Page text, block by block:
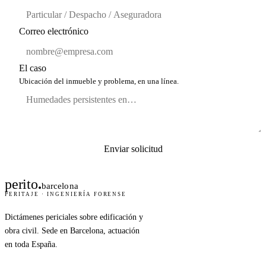
Correo electrónico
El caso
Ubicación del inmueble y problema, en una línea.
Enviar solicitud
perito.barcelona
PERITAJE · INGENIERÍA FORENSE
Dictámenes periciales sobre edificación y
obra civil. Sede en Barcelona, actuación
en toda España.